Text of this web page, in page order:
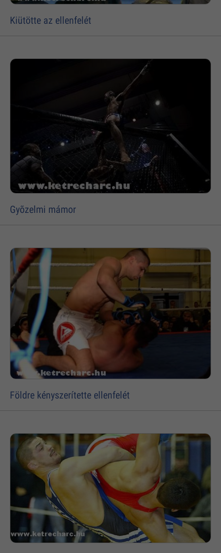
Kiütötte az ellenfelét
Gyõzelmi mámor
Földre kényszerítette ellenfelét